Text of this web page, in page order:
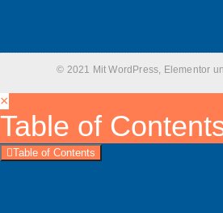
© 2021 Mit WordPress, Elementor
×
Table of
Table of Contents